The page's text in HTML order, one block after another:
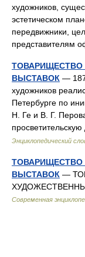
художников,
эстетическом
передвижники,
представителям
ВЫСТАВОК —
художников
Петербурге по
Н. Ге и В. Г.
Энциклопедический
ВЫСТАВОК —
Современная